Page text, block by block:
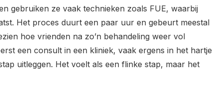
gebruiken ze vaak technieken zoals FUE, waarbij
Het proces duurt een paar uur en gebeurt meestal
hoe vrienden na zo’n behandeling weer vol
een consult in een kliniek, vaak ergens in het hartje
uitleggen. Het voelt als een flinke stap, maar het